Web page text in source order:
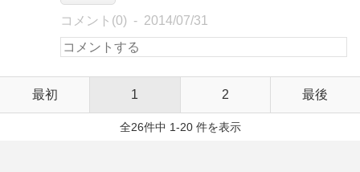
コメント(0) 2014/07/31
最初 1 2 最後
全26件中 1-20 件を表示